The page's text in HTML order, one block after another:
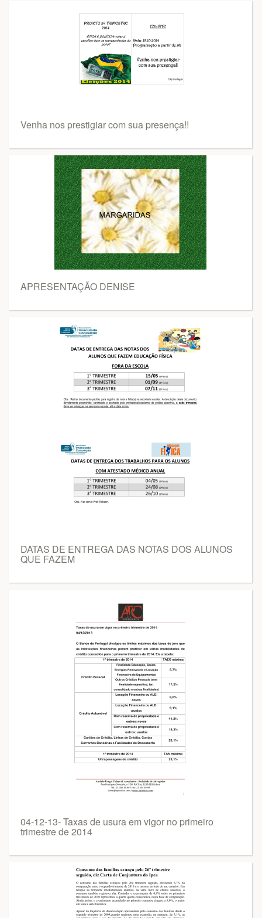
Venha nos prestigiar com sua presença!!
APRESENTAÇÃO DENISE
DATAS DE ENTREGA DAS NOTAS DOS ALUNOS
QUE FAZEM
04-12-13- Taxas de usura em vigor no primeiro
trimestre de 2014